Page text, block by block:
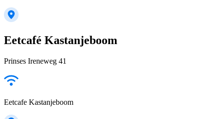
Eetcafé Kastanjeboom
Prinses Ireneweg 41
Eetcafe Kastanjeboom